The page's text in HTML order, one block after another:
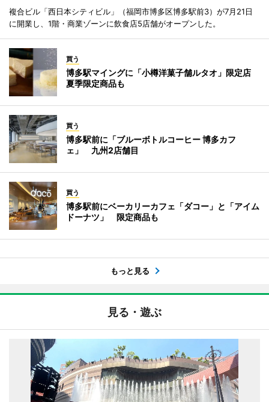
複合ビル「西日本シティビル」（福岡市博多区博多駅前3）が7月21日
に開業し、1階・商業ゾーンに飲食店5店舗がオープンした。
買う
博多駅マイングに「小樽洋菓子舗ルタオ」限定店
夏季限定商品も
買う
博多駅前に「ブルーボトルコーヒー 博多カフ
ェ」 九州2店舗目
買う
博多駅前にベーカリーカフェ「ダコー」と「アイム
ドーナツ」 限定商品も
もっと見る
見る・遊ぶ